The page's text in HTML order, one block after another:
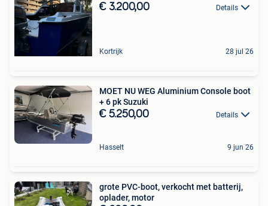
€ 3.200,00 Details
Kortrijk 28 jul 26
MOET NU WEG Aluminium Console boot
+ 6 pk Suzuki
€ 5.250,00 Details
Hasselt 9 jun 26
grote PVC-boot, verkocht met batterij,
oplader, motor